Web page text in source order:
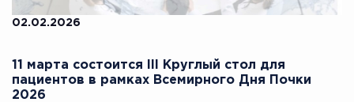
02.02.2026
11 марта состоится III Круглый стол для
пациентов в рамках Всемирного Дня Почки
2026